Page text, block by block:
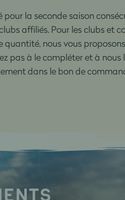
pour la seconde saison
affiliés. Pour les clubs et
quantité, nous vous proposons
pas à le compléter et à
dans le bon de